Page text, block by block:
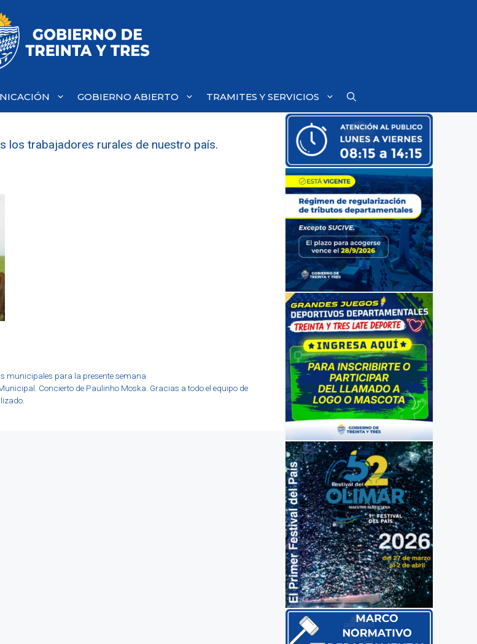
GOBIERNO ABIERTO TRAMITES Y SERVICIOS
los trabajadores rurales de nuestro país.
municipales para la presente semana
Concierto de Paulinho Moska. Gracias a todo el equipo de